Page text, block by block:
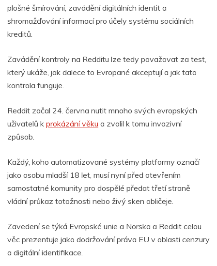
plošné šmírování, zavádění digitálních identit a
shromažďování informací pro účely systému sociálních
kreditů.
Zavádění kontroly na Redditu lze tedy považovat za test,
který ukáže, jak dalece to Evropané akceptují a jak tato
kontrola funguje.
Reddit začal 24. června nutit mnoho svých evropských
uživatelů k prokázání věku a zvolil k tomu invazivní
způsob.
Každý, koho automatizované systémy platformy označí
jako osobu mladší 18 let, musí nyní před otevřením
samostatné komunity pro dospělé předat třetí straně
vládní průkaz totožnosti nebo živý sken obličeje.
Zavedení se týká Evropské unie a Norska a Reddit celou
věc prezentuje jako dodržování práva EU v oblasti cenzury
a digitální identifikace.